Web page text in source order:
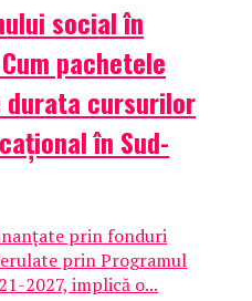
social în
pachetele
cursurilor
în Sud-
prin fonduri
prin Programul
2027, implică o...